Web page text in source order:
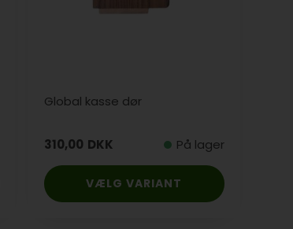
Global kasse dør
310,00 DKK På lager
VÆLG VARIANT